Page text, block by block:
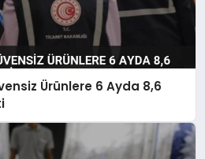
Ürünlere 6 Ayda 8,6